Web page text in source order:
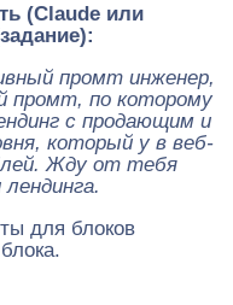
(Claude или
промт инженер,
промт, по которому
с продающим и
который у в веб-
Жду от тебя
для блоков